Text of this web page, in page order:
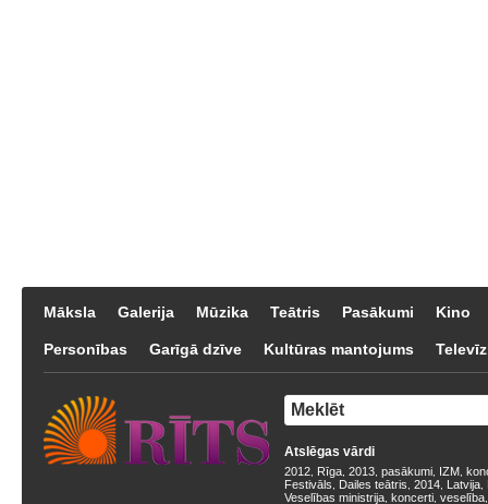
Māksla Galerija Mūzika Teātris Pasākumi Kino
Personības Garīgā dzīve Kultūras mantojums
Atslēgas vārdi
2012 Rīga 2013 pasākumi IZM
Festivāls
Dailes teātris 2014 Latvija
Veselības ministrija koncerti veselība